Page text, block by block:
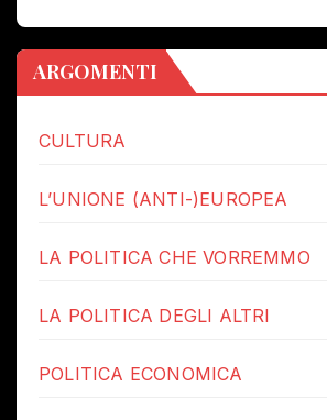
ARGOMENTI
CULTURA
L’UNIONE (ANTI-)EUROPEA
LA POLITICA CHE VORREMMO
LA POLITICA DEGLI ALTRI
POLITICA ECONOMICA